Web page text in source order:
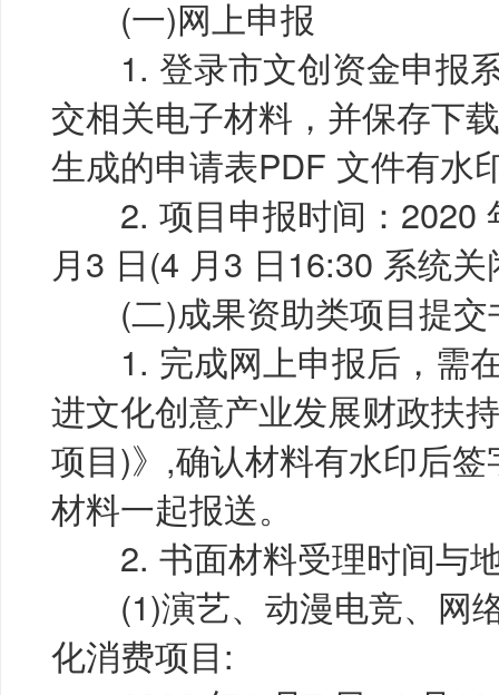
(一)网上申报
1. 登录市文创资金申报
交相关电子材料，并保存下
生成的申请表PDF 文件有水
2. 项目申报时间：2020
月3 日(4 月3 日16:30 系统关
(二)成果资助类项目提交
1. 完成网上申报后，需
进文化创意产业发展财政扶
项目)》,确认材料有水印后
材料一起报送。
2. 书面材料受理时间与
(1)演艺、动漫电竞、网
化消费项目: